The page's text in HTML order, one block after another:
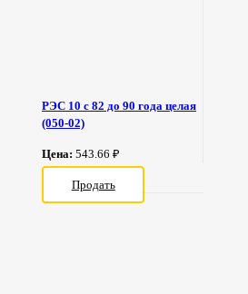
РЭС 10 с 82 до 90 года целая
(050-02)
Цена:543.66 ₽
Продать